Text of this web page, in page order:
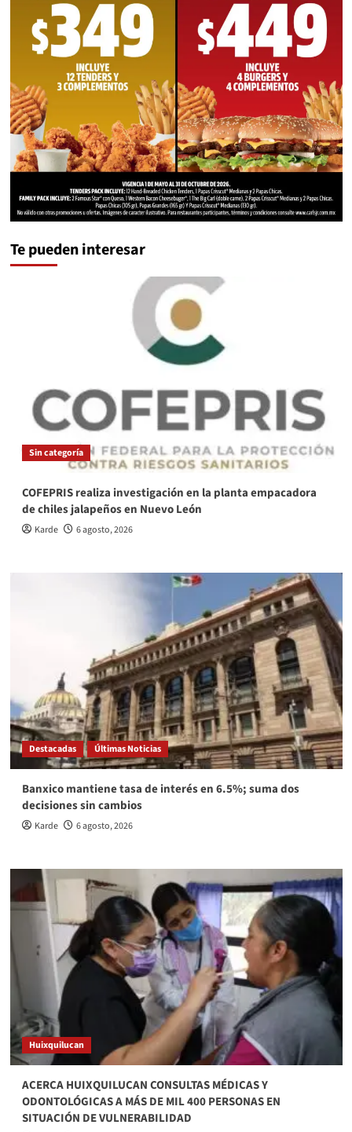
Te pueden interesar
Sin categoría
COFEPRIS realiza investigación en la planta empacadora
de chiles jalapeños en Nuevo León
Karde 6 agosto, 2026
Destacadas Últimas Noticias
Banxico mantiene tasa de interés en 6.5%; suma dos
decisiones sin cambios
Karde 6 agosto, 2026
Huixquilucan
ACERCA HUIXQUILUCAN CONSULTAS MÉDICAS Y
ODONTOLÓGICAS A MÁS DE MIL 400 PERSONAS EN
SITUACIÓN DE VULNERABILIDAD